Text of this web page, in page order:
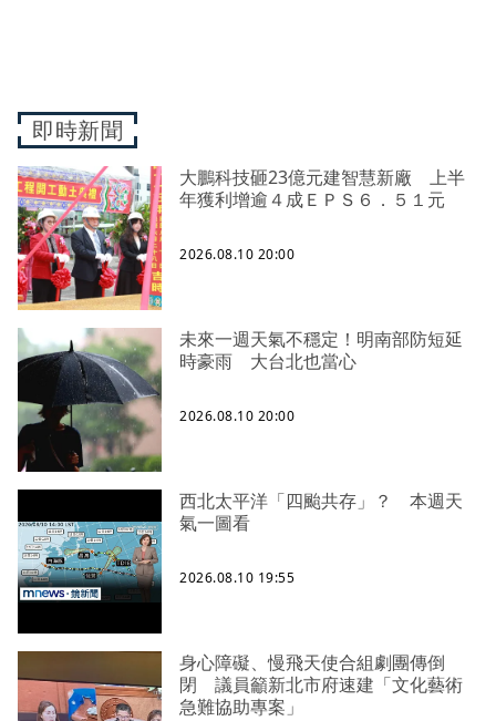
即時新聞
大鵬科技砸23億元建智慧新廠 上半
年獲利增逾４成ＥＰＳ６．５１元
2026.08.10 20:00
未來一週天氣不穩定！明南部防短延
時豪雨 大台北也當心
2026.08.10 20:00
西北太平洋「四颱共存」？ 本週天
氣一圖看
2026.08.10 19:55
身心障礙、慢飛天使合組劇團傳倒
閉 議員籲新北市府速建「文化藝術
急難協助專案」